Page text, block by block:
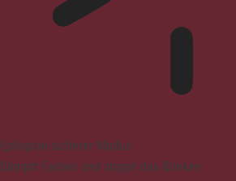
Epilepsie-sicherer Modus
Dämpft Farben und stoppt das Blinken